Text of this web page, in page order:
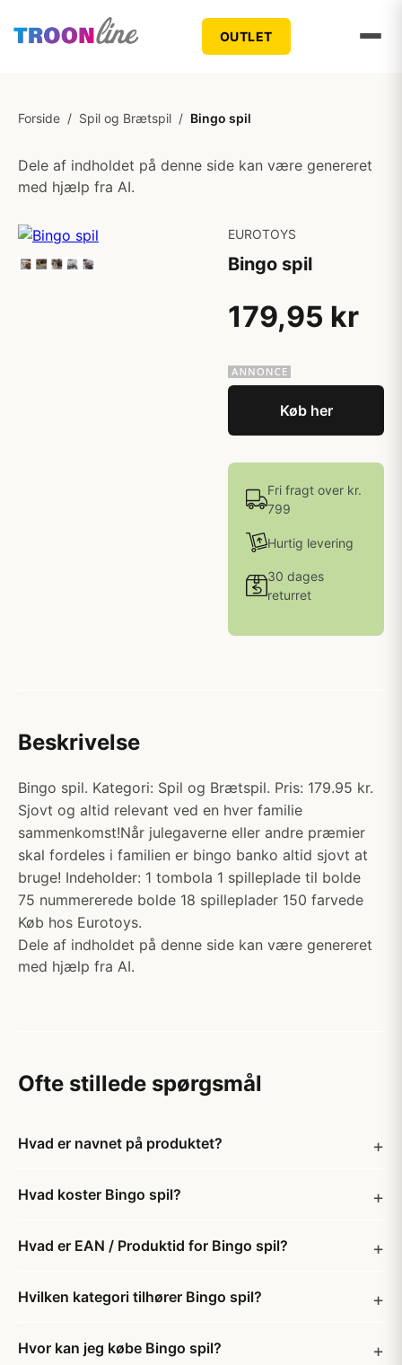
OUTLET
Forside / Spil og Brætspil / Bingo spil
Dele af indholdet på denne side kan være genereret
med hjælp fra AI.
EUROTOYS
Bingo spil
179,95 kr
Køb her
Fri fragt over kr.
799
Hurtig levering
30 dages
returret
Beskrivelse
Bingo spil. Kategori: Spil og Brætspil. Pris: 179.95 kr.
Sjovt og altid relevant ved en hver familie
sammenkomst!Når julegaverne eller andre præmier
skal fordeles i familien er bingo banko altid sjovt at
bruge! Indeholder: 1 tombola 1 spilleplade til bolde
75 nummererede bolde 18 spilleplader 150 farvede
Køb hos Eurotoys.
Dele af indholdet på denne side kan være genereret
med hjælp fra AI.
Ofte stillede spørgsmål
Hvad er navnet på produktet?
Hvad koster Bingo spil?
Hvad er EAN / Produktid for Bingo spil?
Hvilken kategori tilhører Bingo spil?
Hvor kan jeg købe Bingo spil?